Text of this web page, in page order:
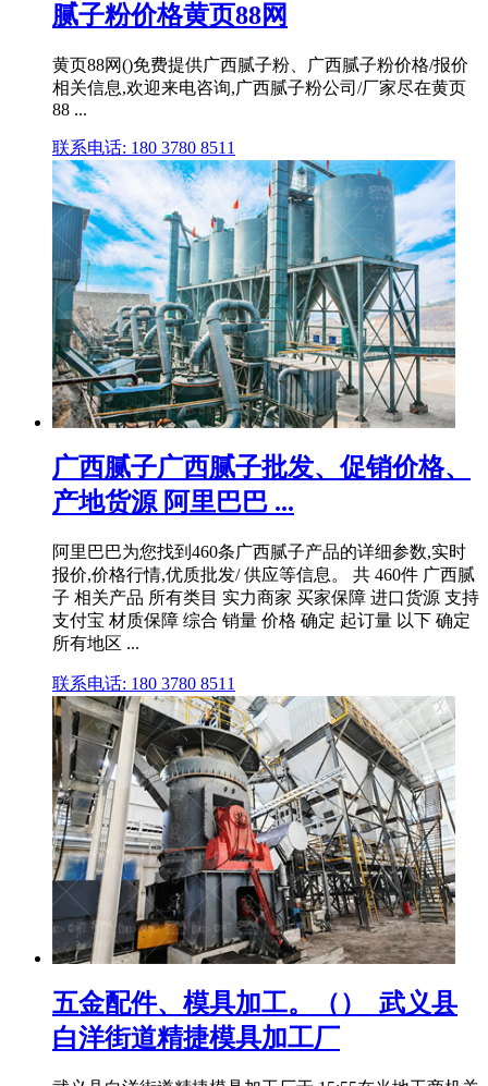
腻子粉价格黄页88网
黄页88网()免费提供广西腻子粉、广西腻子粉价格/报价
相关信息,欢迎来电咨询,广西腻子粉公司/厂家尽在黄页
88 ...
联系电话: 180 3780 8511
广西腻子广西腻子批发、促销价格、
产地货源 阿里巴巴 ...
阿里巴巴为您找到460条广西腻子产品的详细参数,实时
报价,价格行情,优质批发/ 供应等信息。 共 460件 广西腻
子 相关产品 所有类目 实力商家 买家保障 进口货源 支持
支付宝 材质保障 综合 销量 价格 确定 起订量 以下 确定
所有地区 ...
联系电话: 180 3780 8511
五金配件、模具加工。（）_武义县
白洋街道精捷模具加工厂